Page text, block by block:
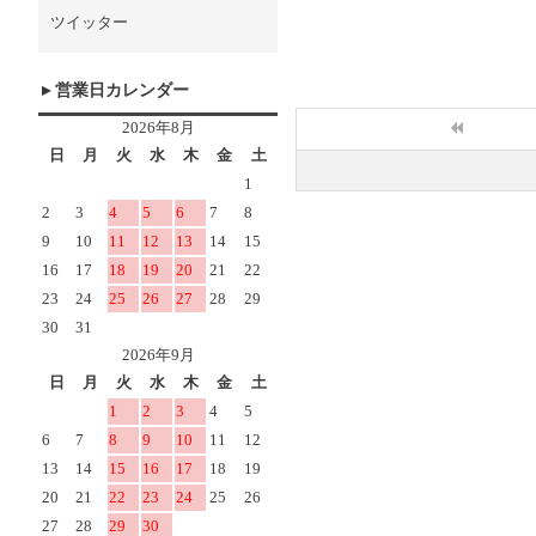
ツイッター
営業日カレンダー